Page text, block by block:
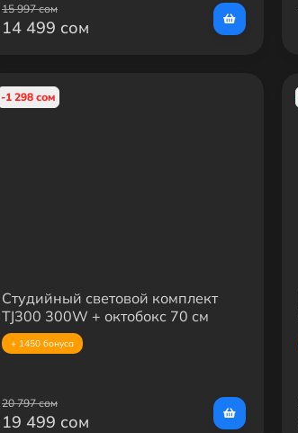
15 997 сом
14 499 сом
-1 298 сом
Студийный световой комплект
TJ300 300W + октобокс 70 см
(быстросборный) + усиленная
стойка
+ 1450 бонуса
20 797 сом
19 499 сом